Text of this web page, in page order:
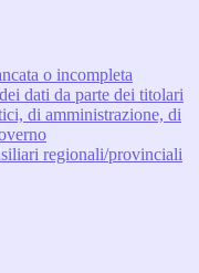
o incompleta
dati da parte dei titolari
di amministrazione, di
regionali/provinciali